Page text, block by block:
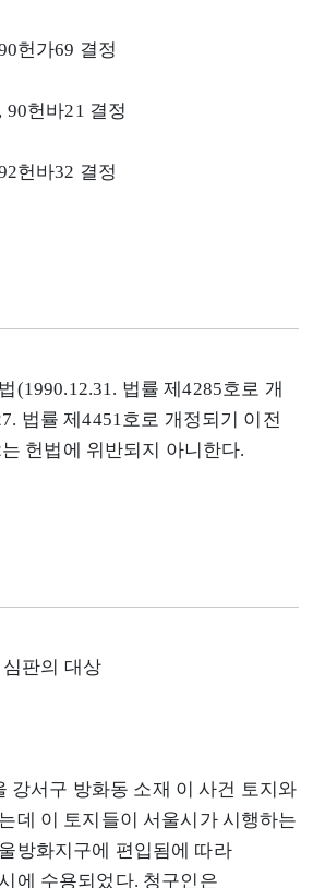
헌가69 결정
90헌바21 결정
헌바32 결정
(1990.12.31. 법률 제4285호로 개
법률 제4451호로 개정되기 이전
헌법에 위반되지 아니한다.
판의 대상
강서구 방화동 소재 이 사건 토지와
데 이 토지들이 서울시가 시행하는
방화지구에 편입됨에 따라
에 수용되었다. 청구인은